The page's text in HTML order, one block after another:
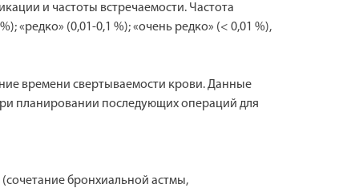
и частоты встречаемости. Частота
«редко» (0,01-0,1 %); «очень редко» (< 0,01 %),
времени свертываемости крови. Данные
планировании последующих операций для
бронхиальной астмы,